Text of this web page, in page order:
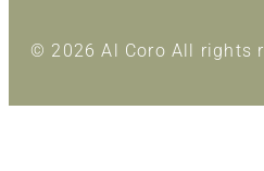
© 2026 Al Coro All rights